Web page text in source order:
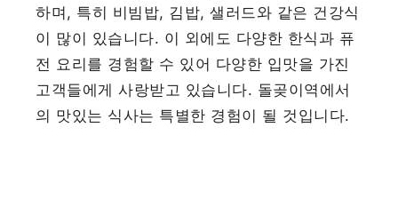
하며, 특히 비빔밥, 김밥, 샐러드와 같은 건강식
이 많이 있습니다. 이 외에도 다양한 한식과 퓨
전 요리를 경험할 수 있어 다양한 입맛을 가진
고객들에게 사랑받고 있습니다. 돌곶이역에서
의 맛있는 식사는 특별한 경험이 될 것입니다.